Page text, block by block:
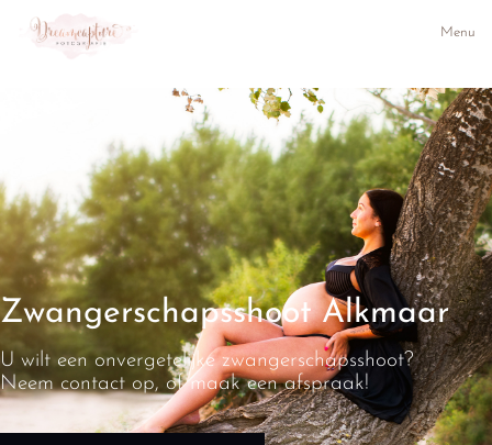
Menu
Zwangerschapsshoot Alkmaar
U wilt een onvergetelijke zwangerschapsshoot?
Neem contact op, of maak een afspraak!